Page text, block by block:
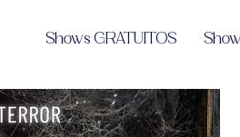
Shows GRATUITOS